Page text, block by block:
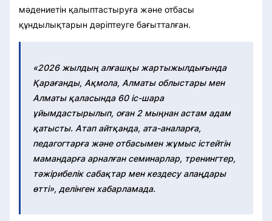
мәдениетін қалыптастыруға және отбасы
құндылықтарын дәріптеуге бағытталған.
«2026 жылдың алғашқы жартыжылдығында
Қарағанды, Ақмола, Алматы облыстары мен
Алматы қаласында 60 іс-шара
ұйымдастырылып, оған 2 мыңнан астам адам
қатысты. Атап айтқанда, ата-аналарға,
педагогтарға және отбасымен жұмыс істейтін
мамандарға арналған семинарлар, тренингтер,
тәжірибелік сабақтар мен кездесу алаңдары
өтті», делінген хабарламада.